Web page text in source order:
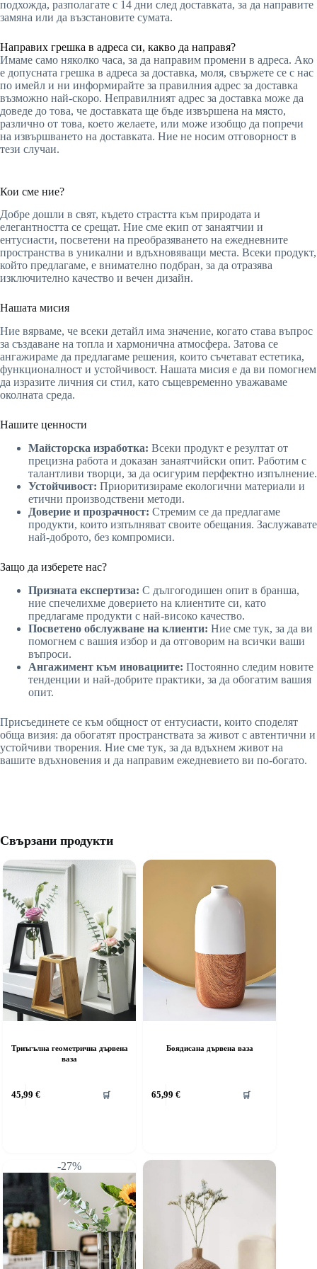
подхожда, разполагате с 14 дни след доставката, за да направите
замяна или да възстановите сумата.
Направих грешка в адреса си, какво да направя?
Имаме само няколко часа, за да направим промени в адреса. Ако
е допусната грешка в адреса за доставка, моля, свържете се с нас
по имейл и ни информирайте за правилния адрес за доставка
възможно най-скоро. Неправилният адрес за доставка може да
доведе до това, че доставката ще бъде извършена на място,
различно от това, което желаете, или може изобщо да попречи
на извършването на доставката. Ние не носим отговорност в
тези случаи.
Кои сме ние?
Добре дошли в свят, където страстта към природата и
елегантността се срещат. Ние сме екип от занаятчии и
ентусиасти, посветени на преобразяването на ежедневните
пространства в уникални и вдъхновяващи места. Всеки продукт,
който предлагаме, е внимателно подбран, за да отразява
изключително качество и вечен дизайн.
Нашата мисия
Ние вярваме, че всеки детайл има значение, когато става въпрос
за създаване на топла и хармонична атмосфера. Затова се
ангажираме да предлагаме решения, които съчетават естетика,
функционалност и устойчивост. Нашата мисия е да ви помогнем
да изразите личния си стил, като същевременно уважаваме
околната среда.
Нашите ценности
Майсторска изработка: Всеки продукт е резултат от
прецизна работа и доказан занаятчийски опит. Работим с
талантливи творци, за да осигурим перфектно изпълнение.
Устойчивост: Приоритизираме екологични материали и
етични производствени методи.
Доверие и прозрачност: Стремим се да предлагаме
продукти, които изпълняват своите обещания. Заслужавате
най-доброто, без компромиси.
Защо да изберете нас?
Призната експертиза: С дългогодишен опит в бранша,
ние спечелихме доверието на клиентите си, като
предлагаме продукти с най-високо качество.
Посветено обслужване на клиенти: Ние сме тук, за да ви
помогнем с вашия избор и да отговорим на всички ваши
въпроси.
Ангажимент към иновациите: Постоянно следим новите
тенденции и най-добрите практики, за да обогатим вашия
опит.
Присъединете се към общност от ентусиасти, които споделят
обща визия: да обогатят пространствата за живот с автентични и
устойчиви творения. Ние сме тук, за да вдъхнем живот на
вашите вдъхновения и да направим ежедневието ви по-богато.
Свързани продукти
Триъгълна геометрична дървена
ваза
45,99 € 🛒
Боядисана дървена ваза
65,99 € 🛒
-27%